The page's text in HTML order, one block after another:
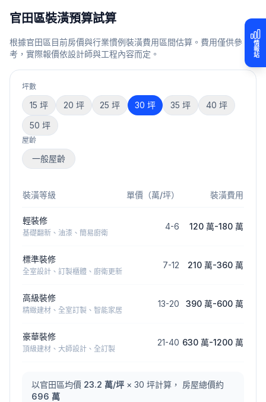
官田區裝潢預算試算
根據官田區目前房價與行業慣例裝潢費用區間估算。費用僅供參
考，實際報價依設計師與工程內容而定。
坪數
15 坪 20 坪 25 坪 30 坪 35 坪 40 坪
50 坪
屋齡
一般屋齡
裝潢等級 單價（萬/坪） 裝潢費用
輕裝修
基礎翻新、油漆、簡易廚衛
4-6 120 萬-180 萬
標準裝修
全室設計、訂製櫃體、廚衛更新
7-12 210 萬-360 萬
高級裝修
精緻建材、全室訂製、智能家居
13-20 390 萬-600 萬
豪華裝修
頂級建材、大師設計、全訂製
21-40 630 萬-1200 萬
以官田區均價 23.2 萬/坪 × 30 坪計算， 房屋總價約
696 萬
情報站